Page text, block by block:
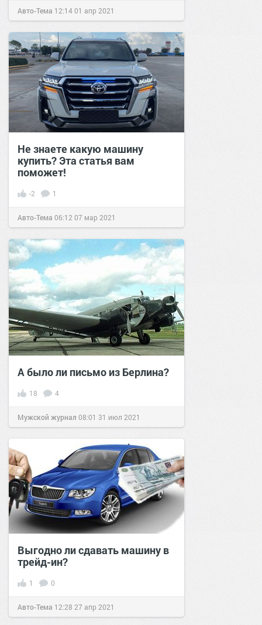
Авто-Тема 12:1401 апр 2021
Не знаете какую машину
купить? Эта статья вам
поможет!
-2 1
Авто-Тема 06:12 07 мар 2021
А было ли письмо из Берлина?
18 4
Мужской журнал 08:01 31 июл 2021
Выгодно ли сдавать машину в
трейд-ин?
1 0
Авто-Тема 12:28 27 апр 2021